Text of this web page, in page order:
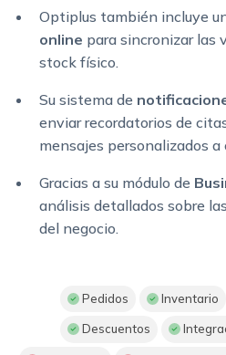
Optiplus también incluye
online para sincronizar las
stock físico.
Su sistema de
enviar recordatorios de
mensajes personalizados a
Gracias a su módulo de
análisis detallados sobre
del negocio.
Pedidos Inventario
Descuentos